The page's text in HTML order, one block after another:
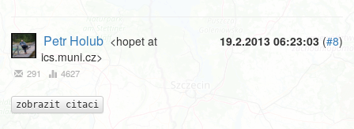
19.2.2013 06:23:03 (#8)
Petr Holub <hopet at
ics.muni.cz>
291 4627
zobrazit citaci